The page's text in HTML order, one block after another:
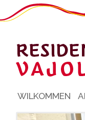
WILKOMMEN